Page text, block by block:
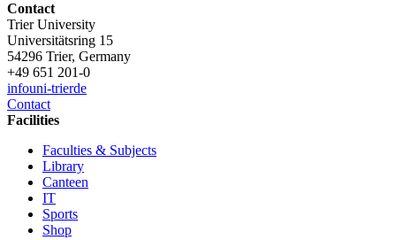
Contact
Trier University
Universitätsring 15
54296 Trier, Germany
+49 651 201-0
infouni-trierde
Contact
Facilities
Faculties & Subjects
Library
Canteen
IT
Sports
Shop